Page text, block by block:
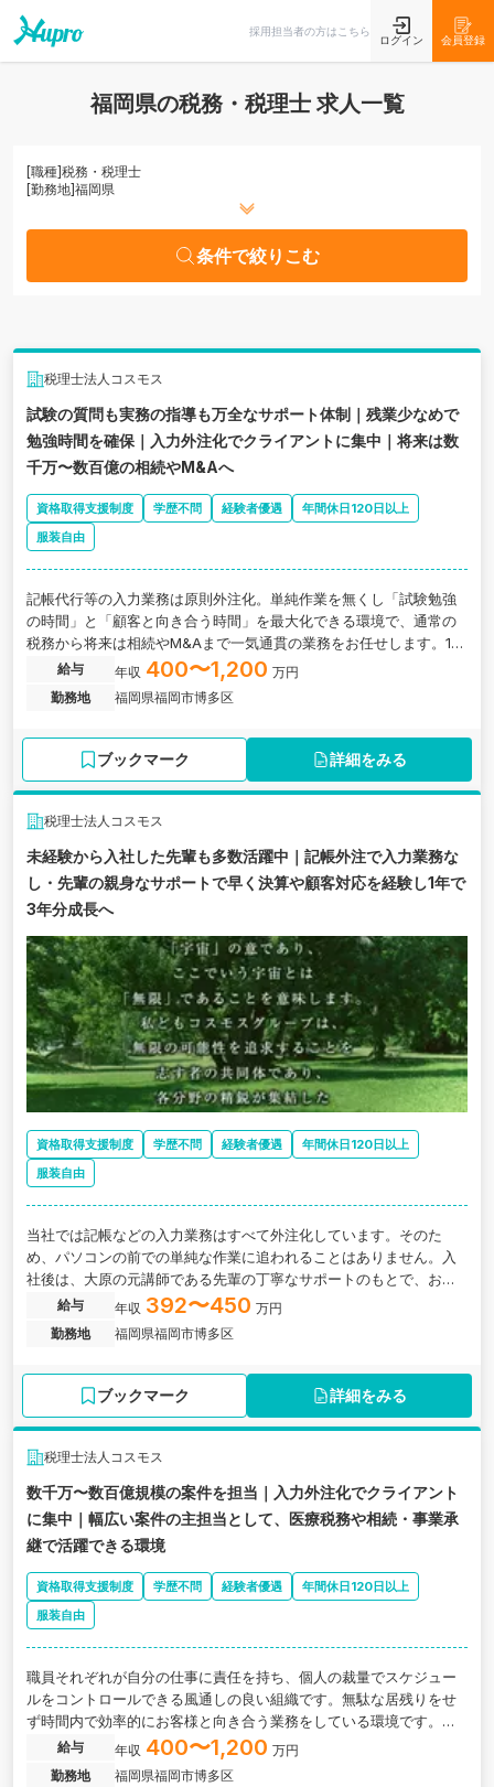
採用担当者の方はこちら
ログイン 会員登録
福岡県の税務・税理士 求人一覧
[職種]税務・税理士
[勤務地]福岡県
条件で絞りこむ
税理士法人コスモス
試験の質問も実務の指導も万全なサポート体制｜残業少なめで
勉強時間を確保｜入力外注化でクライアントに集中｜将来は数
千万〜数百億の相続やM&Aへ
資格取得支援制度 学歴不問 経験者優遇
年間休日120日以上
服装自由
記帳代行等の入力業務は原則外注化。単純作業を無くし「試験勉強
の時間」と「顧客と向き合う時間」を最大化できる環境で、通常の
税務から将来は相続やM&Aまで一気通貫の業務をお任せします。1年
目は前職給与を100%保証し、2年目からは実力をダイレクトに還元
する成果給へと移行する仕組みです。
給与 年収 400〜1,200 万円
勤務地
福岡県福岡市博多区
ブックマーク 詳細をみる
税理士法人コスモス
未経験から入社した先輩も多数活躍中｜記帳外注で入力業務な
し・先輩の親身なサポートで早く決算や顧客対応を経験し1年で
3年分成長へ
資格取得支援制度 学歴不問 経験者優遇
年間休日120日以上
服装自由
当社では記帳などの入力業務はすべて外注化しています。そのた
め、パソコンの前での単純な作業に追われることはありません。入
社後は、大原の元講師である先輩の丁寧なサポートのもとで、お客
様との対話や決算申告などの「本質的な税務コンサルティング」の
業務をおまかせします。
給与 年収 392〜450 万円
勤務地
福岡県福岡市博多区
ブックマーク 詳細をみる
税理士法人コスモス
数千万〜数百億規模の案件を担当｜入力外注化でクライアント
に集中｜幅広い案件の主担当として、医療税務や相続・事業承
継で活躍できる環境
資格取得支援制度 学歴不問 経験者優遇
年間休日120日以上
服装自由
職員それぞれが自分の仕事に責任を持ち、個人の裁量でスケジュー
ルをコントロールできる風通しの良い組織です。無駄な居残りをせ
ず時間内で効率的にお客様と向き合う業務をしている環境です。こ
れまでの経験を活かし、裁量を持って案件を動かせる主担当の業務
をおまかせします。
給与 年収 400〜1,200 万円
勤務地
福岡県福岡市博多区